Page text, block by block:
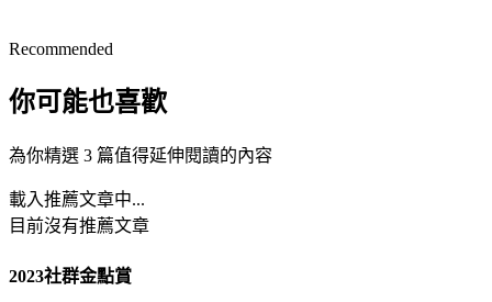
Recommended
你可能也喜歡
為你精選 3 篇值得延伸閱讀的內容
載入推薦文章中...
目前沒有推薦文章
2023社群金點賞